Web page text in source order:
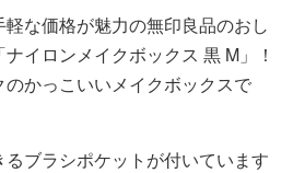
な価格が魅力の無印良品のおし
イロンメイクボックス 黒 M」！
かっこいいメイクボックスで
ブラシポケットが付いています